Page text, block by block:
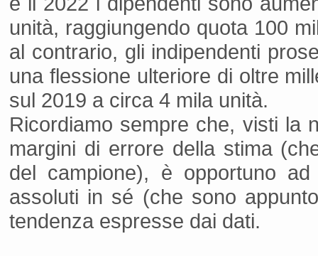
unità, raggiungendo quota 100
al contrario, gli indipendenti
una flessione ulteriore di oltre
sul 2019 a circa 4 mila unità.
Ricordiamo sempre che, visti la
margini di errore della stima
del campione), è opportuno
assoluti in sé (che sono
tendenza espresse dai dati.